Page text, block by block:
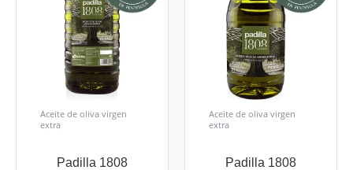
Aceite de oliva virgen
extra
Padilla 1808
Aceite de oliva virgen
extra
Padilla 1808